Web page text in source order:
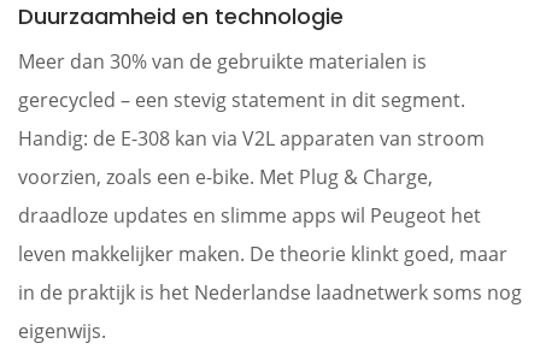
Duurzaamheid en technologie
Meer dan 30% van de gebruikte materialen is
gerecycled – een stevig statement in dit segment.
Handig: de E-308 kan via V2L apparaten van stroom
voorzien, zoals een e-bike. Met Plug & Charge,
draadloze updates en slimme apps wil Peugeot het
leven makkelijker maken. De theorie klinkt goed, maar
in de praktijk is het Nederlandse laadnetwerk soms nog
eigenwijs.